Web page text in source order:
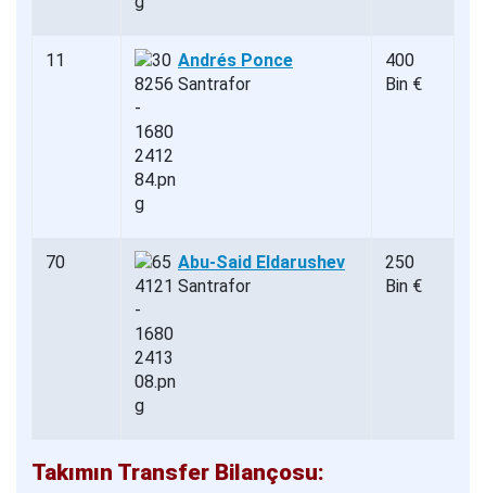
11
Andrés Ponce
Santrafor
400
Bin €
70
Abu-Said Eldarushev
Santrafor
250
Bin €
Takımın Transfer Bilançosu: